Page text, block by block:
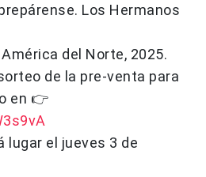
Los Hermanos
del Norte, 2025.
de la pre-venta para
en 👉
lugar el jueves 3 de